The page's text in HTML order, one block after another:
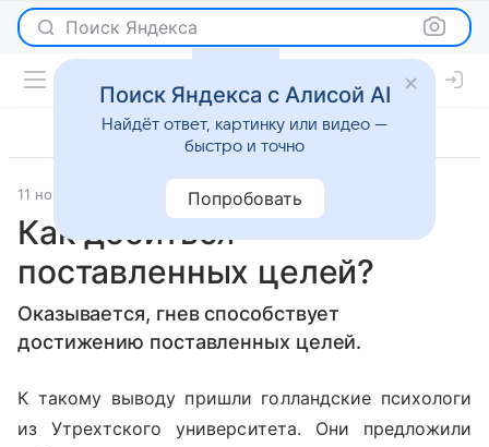
Поиск Яндекса
11 ноября 2010 Отношения
Как добиться
поставленных целей?
Оказывается, гнев способствует
достижению поставленных целей.
К такому выводу пришли голландские психологи
из Утрехтского университета. Они предложили
Поиск Яндекса с Алисой AI
Найдёт ответ, картинку или видео —
быстро и точно
Попробовать